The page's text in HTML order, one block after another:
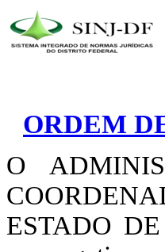
ORDEM
O
ESTADO